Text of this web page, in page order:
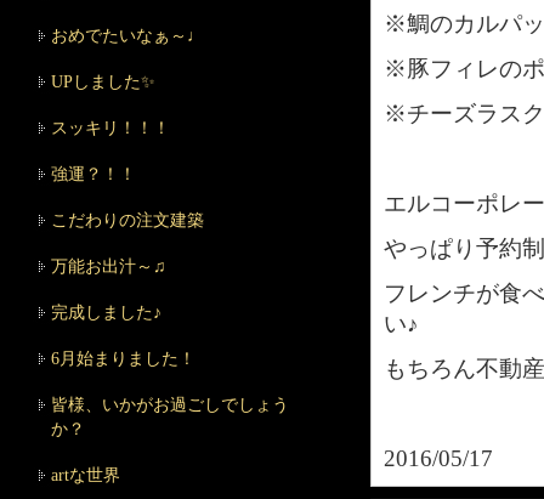
※鯛のカルパ
※豚フィレの
※チーズラスク
エルコーポレ
やっぱり予約
フレンチが
い♪
もちろん不動
2016/05/17
おめでたいなぁ～♩
UPしました✨
スッキリ！！！
強運？！！
こだわりの注文建築
万能お出汁～♫
完成しました♪
6月始まりました！
皆様、いかがお過ごしでしょう
か？
artな世界